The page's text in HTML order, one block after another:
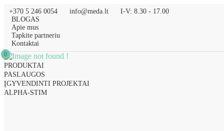
+370 5 246 0054 info@meda.lt
I-V: 8.30 - 17.00
BLOGAS
Apie mus
Tapkite partneriu
Kontaktai
PRODUKTAI
PASLAUGOS
ĮGYVENDINTI PROJEKTAI
ALPHA-STIM
0